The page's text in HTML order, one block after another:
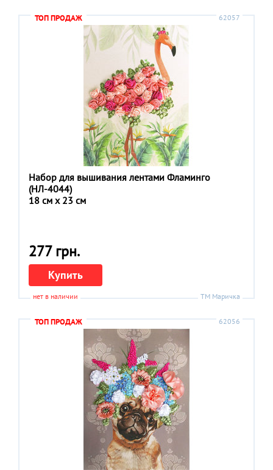
ТОП ПРОДАЖ 62057
Набор для вышивания лентами Фламинго
(НЛ-4044)
18 см x 23 см
277 грн.
Купить
нет в наличии ТМ Маричка
ТОП ПРОДАЖ 62056